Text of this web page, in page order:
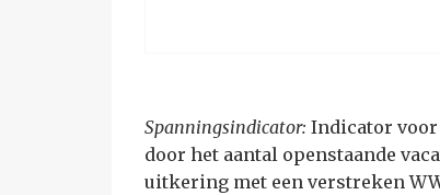
Spanningsindicator: Indicator voor
door het aantal openstaande
uitkering met een verstreken